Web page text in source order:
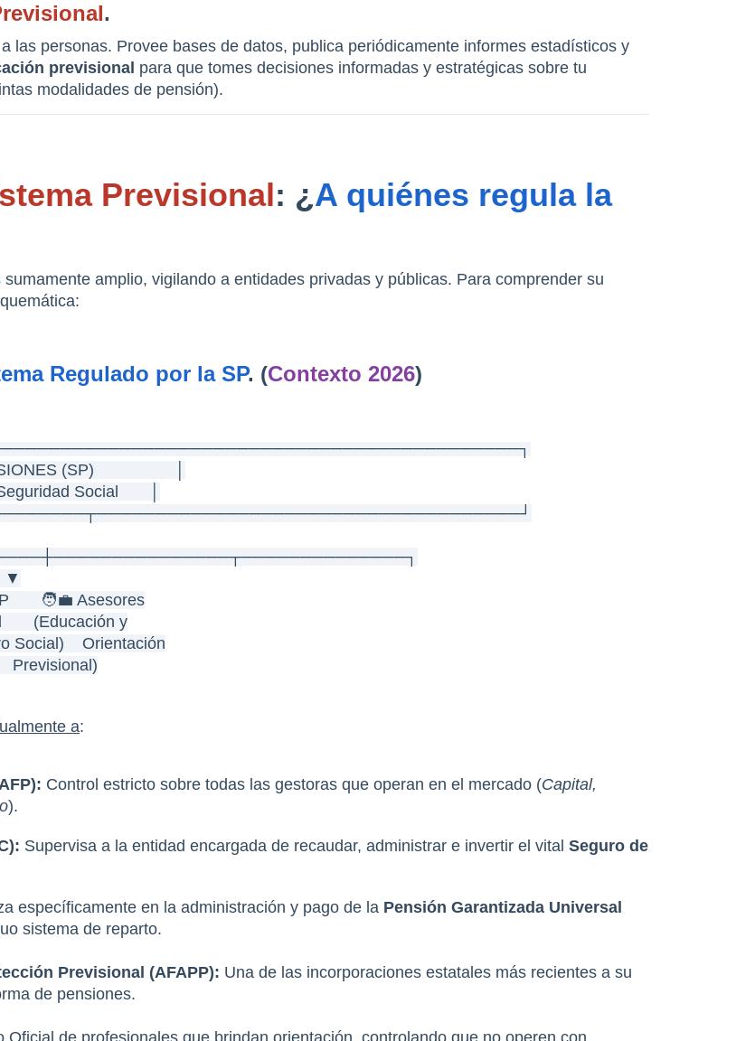
.
las personas. Provee bases de datos, publica periódicamente informes estadísticos y
previsional para que tomes decisiones informadas y estratégicas sobre tu
modalidades de pensión).
Previsional: ¿A quiénes regula la
amplio, vigilando a entidades privadas y públicas. Para comprender su
Regulado por la SP. (Contexto 2026)
(SP)                  │
Social       │
▼
🧑‍💼 Asesores
(Educación y
Social)    Orientación
Previsional)
a:
Control estricto sobre todas las gestoras que operan en el mercado (Capital,
).
Supervisa a la entidad encargada de recaudar, administrar e invertir el vital Seguro de
específicamente en la administración y pago de la Pensión Garantizada Universal
sistema de reparto.
Previsional (AFAPP): Una de las incorporaciones estatales más recientes a su
de pensiones.
Oficial de profesionales que brindan orientación, controlando que no operen con